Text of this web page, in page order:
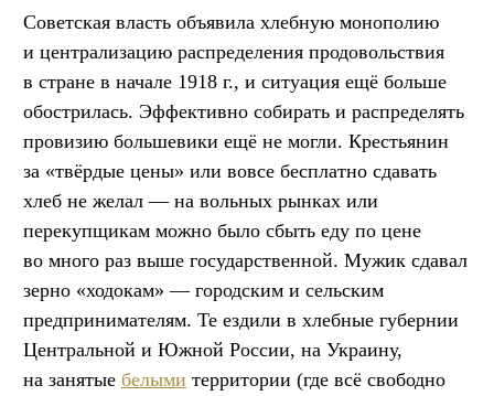
Советская власть объявила хлебную монополию
и централизацию распределения продовольствия
в стране в начале 1918 г., и ситуация ещё больше
обострилась. Эффективно собирать и распределять
провизию большевики ещё не могли. Крестьянин
за «твёрдые цены» или вовсе бесплатно сдавать
хлеб не желал — на вольных рынках или
перекупщикам можно было сбыть еду по цене
во много раз выше государственной. Мужик сдавал
зерно «ходокам» — городским и сельским
предпринимателям. Те ездили в хлебные губернии
Центральной и Южной России, на Украину,
на занятые белыми территории (где всё свободно